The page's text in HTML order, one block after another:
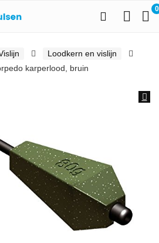
0
Loodkern en vislijn
karperlood, bruin